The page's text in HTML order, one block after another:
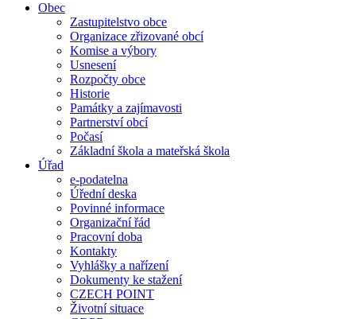
Obec
Zastupitelstvo obce
Organizace zřizované obcí
Komise a výbory
Usnesení
Rozpočty obce
Historie
Památky a zajímavosti
Partnerství obcí
Počasí
Základní škola a mateřská škola
Úřad
e-podatelna
Úřední deska
Povinné informace
Organizační řád
Pracovní doba
Kontakty
Vyhlášky a nařízení
Dokumenty ke stažení
CZECH POINT
Životní situace